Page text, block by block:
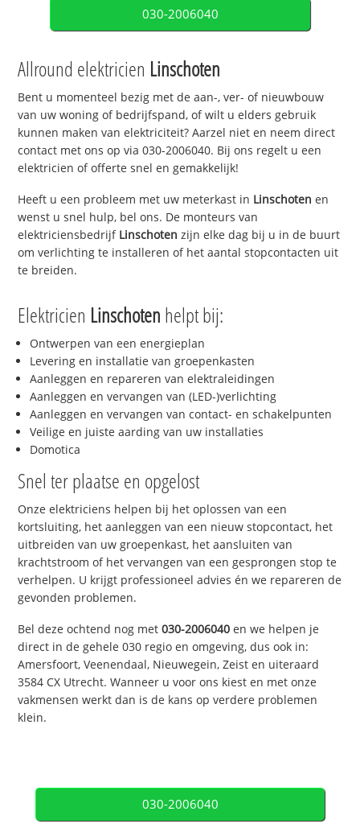
030-2006040
Allround elektricien Linschoten
Bent u momenteel bezig met de aan-, ver- of nieuwbouw
van uw woning of bedrijfspand, of wilt u elders gebruik
kunnen maken van elektriciteit? Aarzel niet en neem direct
contact met ons op via 030-2006040. Bij ons regelt u een
elektricien of offerte snel en gemakkelijk!
Heeft u een probleem met uw meterkast in Linschoten en
wenst u snel hulp, bel ons. De monteurs van
elektriciensbedrijf Linschoten zijn elke dag bij u in de buurt
om verlichting te installeren of het aantal stopcontacten uit
te breiden.
Elektricien Linschoten helpt bij:
Ontwerpen van een energieplan
Levering en installatie van groepenkasten
Aanleggen en repareren van elektraleidingen
Aanleggen en vervangen van (LED-)verlichting
Aanleggen en vervangen van contact- en schakelpunten
Veilige en juiste aarding van uw installaties
Domotica
Snel ter plaatse en opgelost
Onze elektriciens helpen bij het oplossen van een
kortsluiting, het aanleggen van een nieuw stopcontact, het
uitbreiden van uw groepenkast, het aansluiten van
krachtstroom of het vervangen van een gesprongen stop te
verhelpen. U krijgt professioneel advies én we repareren de
gevonden problemen.
Bel deze ochtend nog met030-2006040 en we helpen je
direct in de gehele 030 regio en omgeving, dus ook in:
Amersfoort, Veenendaal, Nieuwegein, Zeist en uiteraard
3584 CX Utrecht. Wanneer u voor ons kiest en met onze
vakmensen werkt dan is de kans op verdere problemen
klein.
030-2006040